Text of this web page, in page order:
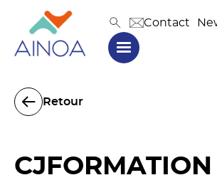
Contact
Retour
CJFORMATION